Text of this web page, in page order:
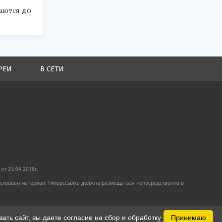
до
В СЕТИ
23.04.2018г.
материал. Гиперссылка должна размещаться непосредственно в
Принимаю
сайт, вы даете согласие на сбор и обработку